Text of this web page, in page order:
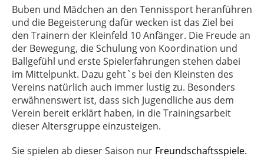
Buben und Mädchen an den Tennissport heranführen
und die Begeisterung dafür wecken ist das Ziel bei
den Trainern der Kleinfeld 10 Anfänger. Die Freude an
der Bewegung, die Schulung von Koordination und
Ballgefühl und erste Spielerfahrungen stehen dabei
im Mittelpunkt. Dazu geht`s bei den Kleinsten des
Vereins natürlich auch immer lustig zu. Besonders
erwähnenswert ist, dass sich Jugendliche aus dem
Verein bereit erklärt haben, in die Trainingsarbeit
dieser Altersgruppe einzusteigen.
Sie spielen ab dieser Saison nur Freundschaftsspiele.